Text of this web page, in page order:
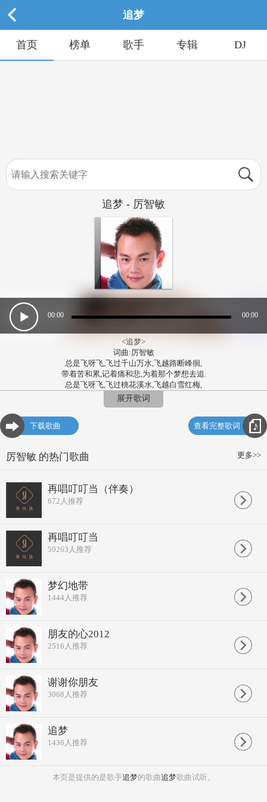
追梦
首页 榜单 歌手 专辑 DJ
追梦 - 厉智敏
00:00 00:00
<追梦>
词曲:厉智敏
总是飞呀飞,飞过千山万水,飞越路断峰徊,
带着苦和累,记着痛和悲,为着那个梦想去追.
总是飞呀飞,飞过桃花溪水,飞越白雪红梅,
心不曾颓废,别说错与对,就是这样苦苦追随,
追随那风雨,追随那日月不悔,人生难得几回,
等待不如体味,笑在天边邀彩云同归.
总是飞呀飞,飞离红尘纷纷,飞过年年岁岁,
展开歌词
下载歌曲 查看完整歌词
更多>>
厉智敏 的热门歌曲
再唱叮叮当（伴奏）
672 人推荐
再唱叮叮当
59263 人推荐
梦幻地带
1444人推荐
朋友的心2012
2516 人推荐
谢谢你朋友
3068 人推荐
追梦
1436 人推荐
本页是提供的是歌手追梦的歌曲追梦歌曲试听。